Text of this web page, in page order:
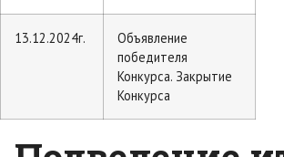
13.12.2024г.
Объявление
победителя
Конкурса. Закрытие
Конкурса